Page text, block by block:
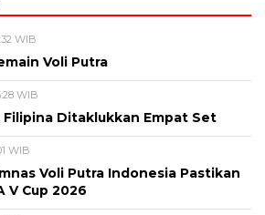
WIB
Voli Putra
WIB
Ditaklukkan Empat Set
WIB
Voli Putra Indonesia Pastikan
V Cup 2026